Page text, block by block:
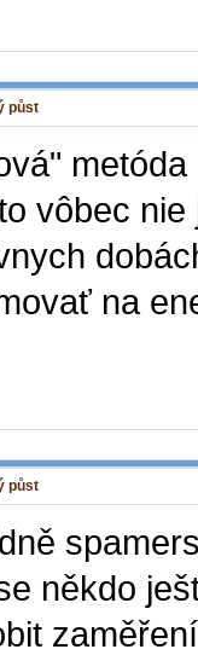
půst
vôbec nie
na
půst
někdo